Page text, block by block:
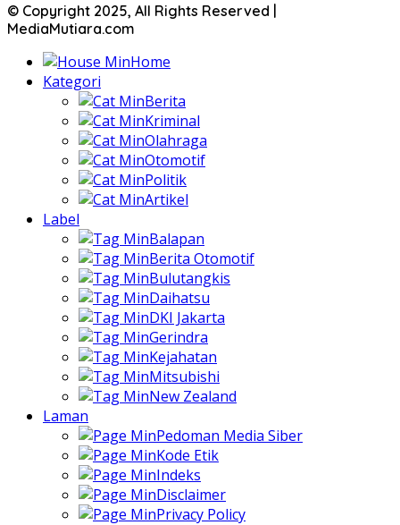
© Copyright 2025, All Rights Reserved |
MediaMutiara.com
Home
Kategori
Berita
Kriminal
Olahraga
Otomotif
Politik
Artikel
Label
Balapan
Berita Otomotif
Bulutangkis
Daihatsu
DKI Jakarta
Gerindra
Kejahatan
Mitsubishi
New Zealand
Laman
Pedoman Media Siber
Kode Etik
Indeks
Disclaimer
Privacy Policy